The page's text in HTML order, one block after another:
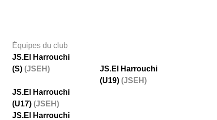
Équipes du club
JS.El Harrouchi
(S) (JSEH)
JS.El Harrouchi
(U19) (JSEH)
JS.El Harrouchi
(U17) (JSEH)
JS.El Harrouchi